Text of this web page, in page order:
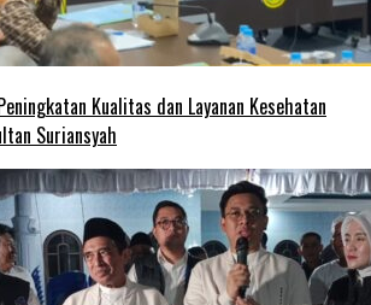
Kualitas dan Layanan Kesehatan
Suriansyah